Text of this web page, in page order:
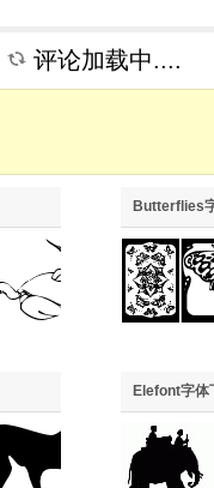
评论加载中....
Butterflies
Elefont字体